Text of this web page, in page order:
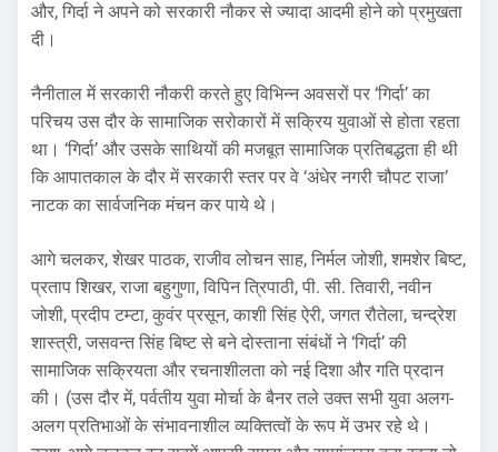
और, गिर्दा ने अपने को सरकारी नौकर से ज्यादा आदमी होने को प्रमुखता
दी।
नैनीताल में सरकारी नौकरी करते हुए विभिन्न अवसरों पर ‘गिर्दा’ का
परिचय उस दौर के सामाजिक सरोकारों में सक्रिय युवाओं से होता रहता
था। ‘गिर्दा’ और उसके साथियों की मजबूत सामाजिक प्रतिबद्धता ही थी
कि आपातकाल के दौर में सरकारी स्तर पर वे ‘अंधेर नगरी चौपट राजा’
नाटक का सार्वजनिक मंचन कर पाये थे।
आगे चलकर, शेखर पाठक, राजीव लोचन साह, निर्मल जोशी, शमशेर बिष्ट,
प्रताप शिखर, राजा बहुगुणा, विपिन त्रिपाठी, पी. सी. तिवारी, नवीन
जोशी, प्रदीप टम्टा, कुवंर प्रसून, काशी सिंह ऐरी, जगत रौतेला, चन्द्रेश
शास्त्री, जसवन्त सिंह बिष्ट से बने दोस्ताना संबंधों ने ‘गिर्दा’ की
सामाजिक सक्रियता और रचनाशीलता को नई दिशा और गति प्रदान
की। (उस दौर में, पर्वतीय युवा मोर्चा के बैनर तले उक्त सभी युवा अलग-
अलग प्रतिभाओं के संभावनाशील व्यक्तित्वों के रूप में उभर रहे थे।